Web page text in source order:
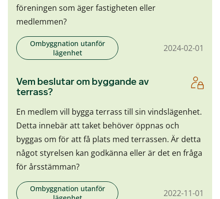
föreningen som äger fastigheten eller
medlemmen?
Ombyggnation utanför
lägenhet
2024-02-01
Vem beslutar om byggande av
terrass?
En medlem vill bygga terrass till sin vindslägenhet.
Detta innebär att taket behöver öppnas och
byggas om för att få plats med terrassen. Är detta
något styrelsen kan godkänna eller är det en fråga
för årsstämman?
Ombyggnation utanför
2022-11-01